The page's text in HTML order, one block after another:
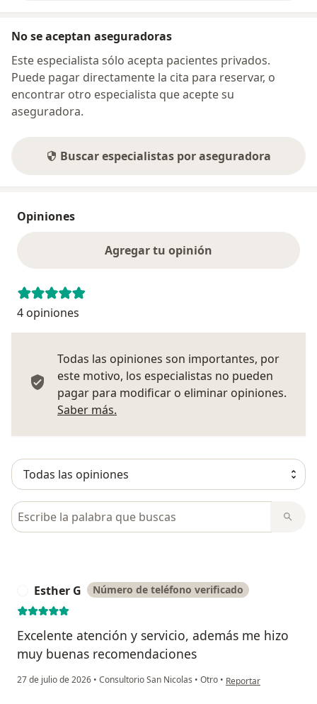
No se aceptan aseguradoras
Este especialista sólo acepta pacientes privados.
Puede pagar directamente la cita para reservar, o
encontrar otro especialista que acepte su
aseguradora.
Buscar especialistas por aseguradora
Opiniones
Agregar tu opinión
4 opiniones
Todas las opiniones son importantes, por
este motivo, los especialistas no pueden
pagar para modificar o eliminar opiniones.
Saber más.
Busca en opiniones
Esther G Número de teléfono verificado
Excelente atención y servicio, además me hizo
muy buenas recomendaciones
27 de julio de 2026 • Consultorio San Nicolas • Otro • en opinión del usuario
Reportar